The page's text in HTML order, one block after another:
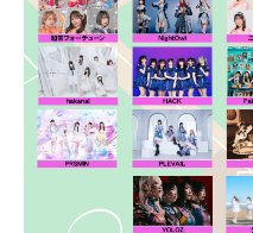
SCHEDULE
VIDEO